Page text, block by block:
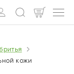
кожи